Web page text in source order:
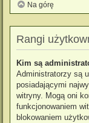
Na górę
Rangi
Kim są
Administratorzy są
posiadającymi
witryny. Mogą oni
funkcjonowaniem
blokowaniem